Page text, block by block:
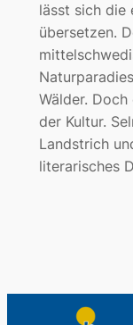
lässt sich die
übersetzen.
Wälder.
der Kultur.
Landstrich
literarisches